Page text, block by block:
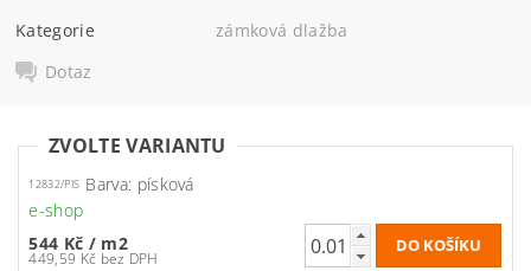
Kategorie
zámková dlažba
Dotaz
ZVOLTE VARIANTU
12832/PIS Barva: písková
e-shop
544 Kč / m2
449,59 Kč bez DPH